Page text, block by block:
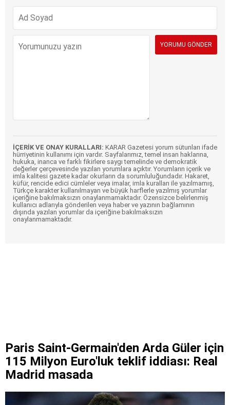
İÇERİK VE ONAY KURALLARI: KARAR Gazetesi yorum sütunları ifade
hürriyetinin kullanımı için vardır. Sayfalarımız, temel insan haklarına,
hukuka, inanca ve farklı fikirlere saygı temelinde ve demokratik
değerler çerçevesinde yazılan yorumlara açıktır. Yorumların içerik ve
imla kalitesi gazete kadar okurların da sorumluluğundadır. Hakaret,
küfür, rencide edici cümleler veya imalar, imla kuralları ile yazılmamış,
Türkçe karakter kullanılmayan ve büyük harflerle yazılmış yorumlar
içeriğine bakılmaksızın onaylanmamaktadır. Özensizce belirlenmiş
kullanıcı adlarıyla gönderilen veya haber ve yazının bağlamının
dışında yazılan yorumlar da içeriğine bakılmaksızın
onaylanmamaktadır.
Paris Saint-Germain'den Arda Güler için
115 Milyon Euro'luk teklif iddiası: Real
Madrid masada